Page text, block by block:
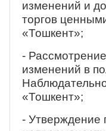
изменений и
торгов
«Тошкент»;
-
изменений в
«Тошкент»;
- Утверждение